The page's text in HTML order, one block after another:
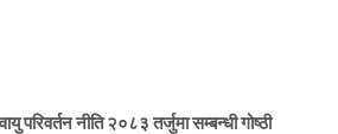
परिवर्तन नीति २०८३ तर्जुमा सम्बन्धी गोष्ठी